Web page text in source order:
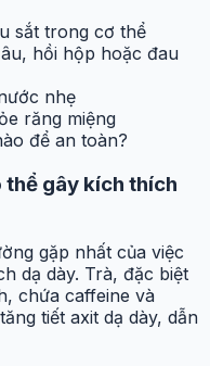
sắt trong cơ thể
hồi hộp hoặc đau
nhẹ
răng miệng
để an toàn?
thể gây kích thích
gặp nhất của việc
dạ dày. Trà, đặc biệt
chứa caffeine và
tiết axit dạ dày, dẫn